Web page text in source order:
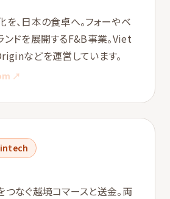
を、日本の食卓へ。フォーやベ
ンドを展開するF&B事業。Viet
などを運営しています。
↗
つなぐ越境コマースと送金。両